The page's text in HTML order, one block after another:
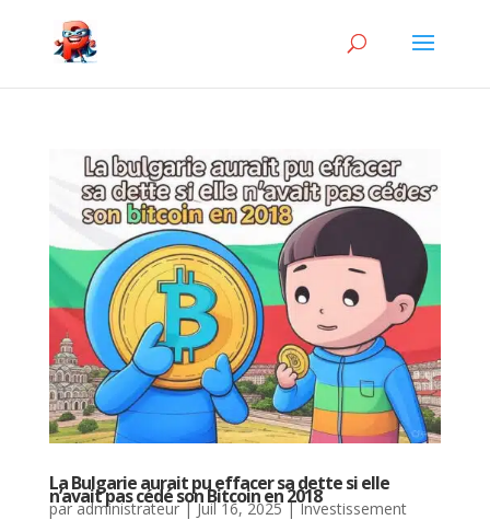
La Bulgarie aurait pu effacer sa dette si elle
n’avait pas cédé son Bitcoin en 2018
paradministrateur|Juil 16, 2025|Investissement